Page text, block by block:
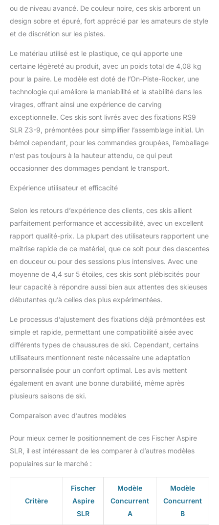
SLR | Couleur : noir |
Gripwalk | DIN : Z 3–9
Parfaitement adapté à
vos besoins. Que vous
sportif ou un débutant, le
Fischer Aspire séduit
avec son noyau On-Piste
Rocker et Air Power pour
et un ski économe en
énergie. Un excellent
choix pour toutes les
conditions : la nouvelle
forme permet
d'économiser du poids
tout en assurant un
précis et fiable pour les
neige.
ou de niveau avancé. De couleur noire, ces skis arborent un
design sobre et épuré, fort apprécié par les amateurs de style
et de discrétion sur les pistes.
Le matériau utilisé est le plastique, ce qui apporte une
certaine légèreté au produit, avec un poids total de 4,08 kg
pour la paire. Le modèle est doté de l’On-Piste-Rocker, une
technologie qui améliore la maniabilité et la stabilité dans les
virages, offrant ainsi une expérience de carving
exceptionnelle. Ces skis sont livrés avec des fixations RS9
SLR Z3-9, prémontées pour simplifier l’assemblage initial. Un
bémol cependant, pour les commandes groupées, l’emballage
n’est pas toujours à la hauteur attendu, ce qui peut
occasionner des dommages pendant le transport.
Expérience utilisateur et efficacité
Selon les retours d’expérience des clients, ces skis allient
parfaitement performance et accessibilité, avec un excellent
rapport qualité-prix. La plupart des utilisateurs rapportent une
maîtrise rapide de ce matériel, que ce soit pour des descentes
en douceur ou pour des sessions plus intensives. Avec une
moyenne de 4,4 sur 5 étoiles, ces skis sont plébiscités pour
leur capacité à répondre aussi bien aux attentes des skieuses
débutantes qu’à celles des plus expérimentées.
Le processus d’ajustement des fixations déjà prémontées est
simple et rapide, permettant une compatibilité aisée avec
différents types de chaussures de ski. Cependant, certains
utilisateurs mentionnent reste nécessaire une adaptation
personnalisée pour un confort optimal. Les avis mettent
également en avant une bonne durabilité, même après
plusieurs saisons de ski.
Comparaison avec d’autres modèles
Pour mieux cerner le positionnement de ces Fischer Aspire
SLR, il est intéressant de les comparer à d’autres modèles
populaires sur le marché :
Critère
Fischer
Aspire
SLR
Modèle
Concurrent
A
Modèle
Concurrent
B